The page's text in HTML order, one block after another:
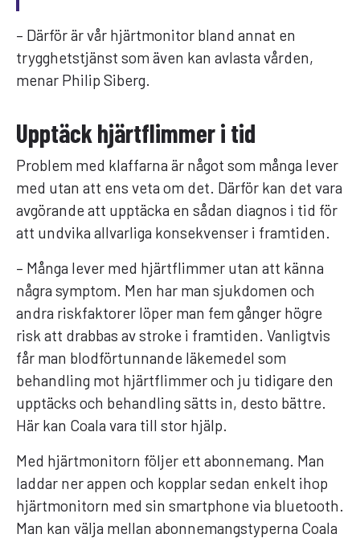
– Därför är vår hjärtmonitor bland annat en
trygghetstjänst som även kan avlasta vården,
menar Philip Siberg.
Upptäck hjärtflimmer i tid
Problem med klaffarna är något som många lever
med utan att ens veta om det. Därför kan det vara
avgörande att upptäcka en sådan diagnos i tid för
att undvika allvarliga konsekvenser i framtiden.
– Många lever med hjärtflimmer utan att känna
några symptom. Men har man sjukdomen och
andra riskfaktorer löper man fem gånger högre
risk att drabbas av stroke i framtiden. Vanligtvis
får man blodförtunnande läkemedel som
behandling mot hjärtflimmer och ju tidigare den
upptäcks och behandling sätts in, desto bättre.
Här kan Coala vara till stor hjälp.
Med hjärtmonitorn följer ett abonnemang. Man
laddar ner appen och kopplar sedan enkelt ihop
hjärtmonitorn med sin smartphone via bluetooth.
Man kan välja mellan abonnemangstyperna Coala